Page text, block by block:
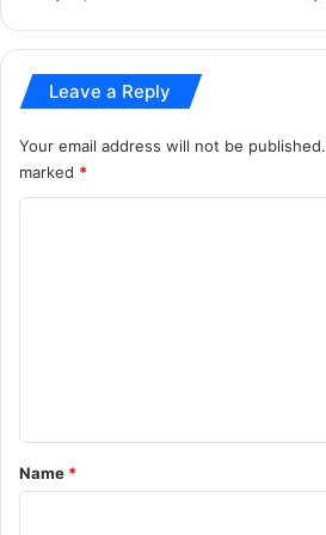
Leave a Reply
Your email address will not be published.
marked *
*
Name *